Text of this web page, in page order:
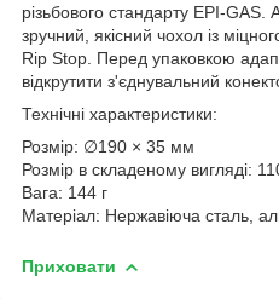
різьбового стандарту EPI-GAS.
зручний, якісний чохол із
Rip Stop. Перед упаковкою
відкрутити з'єднувальний
Технічні характеристики:
Розмір: ∅190 × 35 мм
Розмір в складеному вигляді:
Вага: 144 г
Матеріал: Нержавіюча сталь,
Приховати